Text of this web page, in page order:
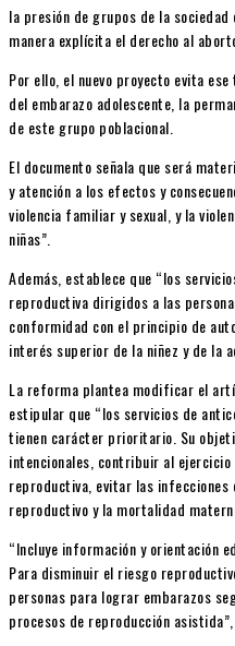
la presión de grupos de la
manera explícita el derecho al
Por ello, el nuevo proyecto evita
del embarazo adolescente, la
de este grupo poblacional.
El documento señala que será
y atención a los efectos y
violencia familiar y sexual, y la
niñas”.
Además, establece que “los
reproductiva dirigidos a las
conformidad con el principio de
interés superior de la niñez y de la
La reforma plantea modificar el
estipular que “los servicios de
tienen carácter prioritario. Su
intencionales, contribuir al
reproductiva, evitar las
reproductivo y la mortalidad
“Incluye información y orientación
Para disminuir el riesgo
personas para lograr embarazos
procesos de reproducción